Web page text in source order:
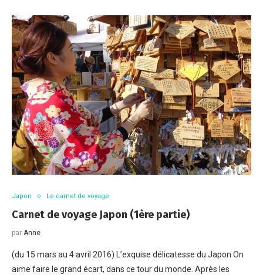
Japon Le carnet de voyage
Carnet de voyage Japon (1ère partie)
par Anne
(du 15 mars au 4 avril 2016) L’exquise délicatesse du Japon On
aime faire le grand écart, dans ce tour du monde. Après les